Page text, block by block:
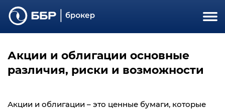
Акции и облигации основные
различия, риски и возможности
Акции и облигации – это ценные бумаги, которые